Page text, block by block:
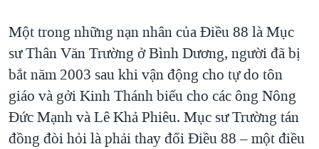
Một trong những nạn nhân của Điều 88 là Mục
sư Thân Văn Trường ở Bình Dương, người đã bị
bắt năm 2003 sau khi vận động cho tự do tôn
giáo và gởi Kinh Thánh biếu cho các ông Nông
Đức Mạnh và Lê Khả Phiêu. Mục sư Trường tán
đồng đòi hỏi là phải thay đổi Điều 88 – một điều